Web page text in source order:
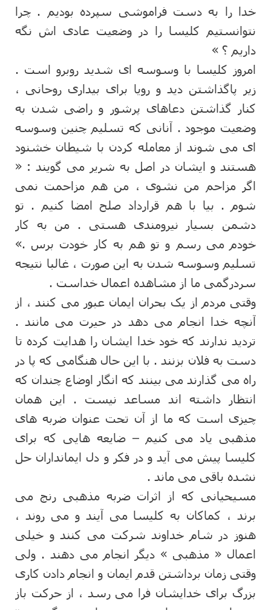
خدا را به دست فراموشی سپرده بودیم . چرا
نتوانستیم کلیسا را در وضعیت عادی اش نگه
داریم ؟ »
امروز کلیسا با وسوسه ای شدید روبرو است .
زیر پاگذاشتن دید و رویا برای بیداری روحانی ،
کنار گذاشتن دعاهای پرشور و راضی شدن به
وضعیت موجود . آنانی که تسلیم چنین وسوسه
ای می شوند از معامله کردن با شیطان خشنود
هستند و ایشان در اصل به شریر می گویند : «
اگر مزاحم من نشوی ، من هم مزاحمت نمی
شوم . بیا با هم قرارداد صلح امضا کنیم . تو
دشمن بسیار نیرومندی هستی . من به کار
خودم می رسم و تو هم به کار خودت برس .»
تسلیم وسوسه شدن به این صورت ، غالبا نتیجه
سردرگمی ما از مشاهده اعمال خداست .
وقتی مردم از یک بحران ایمان عبور می کنند ، از
آنچه خدا انجام می دهد در حیرت می مانند .
تردید ندارند که خود خدا ایشان را هدایت کرده تا
دست به فلان بزنند . با این حال هنگامی که پا در
راه می گذارند می بینند که انگار اوضاع چندان که
انتظار داشته اند مساعد نیست . این همان
چیزی است که ما از آن تحت عنوان ضربه های
مذهبی یاد می کنیم – ضایعه هایی که برای
کلیسا پیش می آید و در فکر و دل ایمانداران حل
نشده باقی می ماند .
مسیحیانی که از اثرات ضربه مذهبی رنج می
برند ، کماکان به کلیسا می آیند و می روند ،
هنوز در شام خداوند شرکت می کنند و خیلی
اعمال « مذهبی » دیگر انجام می دهند . ولی
وقتی زمان برداشتن قدم ایمان و انجام دادن کاری
بزرگ برای خدایشان فرا می رسد ، از حرکت باز